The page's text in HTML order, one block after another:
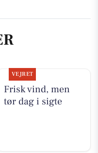
VEJRET
Frisk vind, men
tør dag i sigte